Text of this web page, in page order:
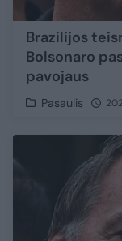
Brazilijos
Bolsonaro
pavojaus
Pasaulis